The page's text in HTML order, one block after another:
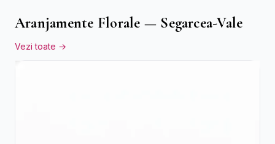
Aranjamente Florale — Segarcea-Vale
Vezi toate →